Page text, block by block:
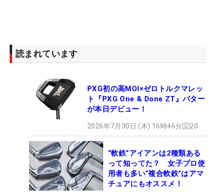
読まれています
PXG初の高MOI×ゼロトルクマレッ
ト『PXG One & Done ZT』パター
が本日デビュー！
2026年7月30日 (木) 16時46分 20
“軟鉄”アイアンは2種類ある
って知ってた？ 女子プロ使
用者も多い“複合軟鉄”はアマ
チュアにもオススメ！